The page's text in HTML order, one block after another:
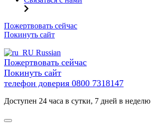
перейти
к
Пожертвовать сейчас
Покинуть сайт
Russian
Пожертвовать сейчас
Покинуть сайт
телефон доверия 0800 7318147
Доступен 24 часа в сутки, 7 дней в неделю